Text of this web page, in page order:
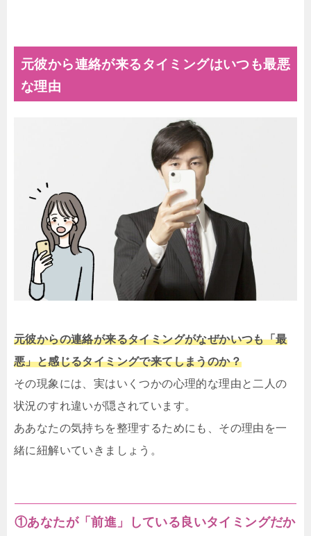
元彼から連絡が来るタイミングはいつも最悪
な理由
元彼からの連絡が来るタイミングがなぜかいつも「最
悪」と感じるタイミングで来てしまうのか？
その現象には、実はいくつかの心理的な理由と二人の
状況のすれ違いが隠されています。
ああなたの気持ちを整理するためにも、その理由を一
緒に紐解いていきましょう。
①あなたが「前進」している良いタイミングだか